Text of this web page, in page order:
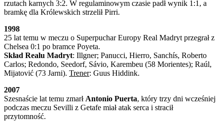
rzutach karnych 3:2. W regulaminowym czasie padł wynik 1:1, a
bramkę dla Królewskich strzelił Pirri.
1998
25 lat temu w meczu o Superpuchar Europy Real Madryt przegrał z
Chelsea 0:1 po bramce Poyeta.
Skład Realu Madryt: Illgner; Panucci, Hierro, Sanchís, Roberto
Carlos; Redondo, Seedorf, Sávio, Karembeu (58 Morientes); Raúl,
Mijatović (73 Jarni). Trener: Guus Hiddink.
2007
Szesnaście lat temu zmarł Antonio Puerta, który trzy dni wcześniej
podczas meczu Sevilli z Getafe miał atak serca i stracił
przytomność.